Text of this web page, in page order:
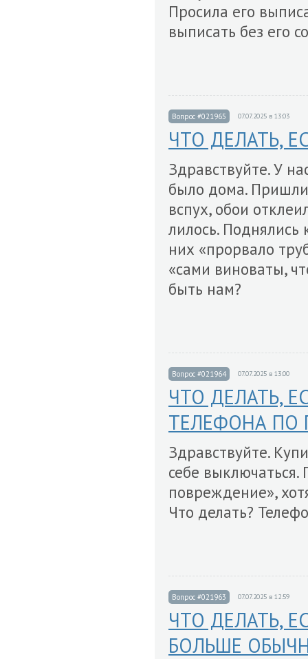
Просила его
выписать без его
Вопрос #021965 07.07.2025 в 13:03
ЧТО ДЕЛАТЬ,
Здравствуйте. У
было дома. Пришли
вспух, обои
лилось. Поднялись
них «прорвало
«сами виноваты,
быть нам?
Вопрос #021964 07.07.2025 в 13:00
ЧТО ДЕЛАТЬ,
ТЕЛЕФОНА ПО
Здравствуйте.
себе выключаться.
повреждение»,
Что делать?
Вопрос #021963 07.07.2025 в 12:59
ЧТО ДЕЛАТЬ,
БОЛЬШЕ